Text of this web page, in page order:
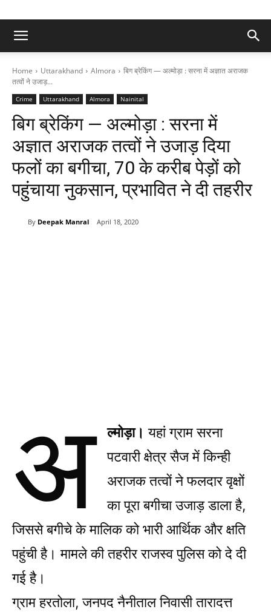
Home Uttarakhand Almora
बिग ब्रेकिंग — अल्मोड़ा : सरना में अज्ञात अराजक
तत्वों ने उजाड़...
Crime Uttarakhand Almora Nainital
बिग ब्रेकिंग — अल्मोड़ा : सरना में
अज्ञात अराजक तत्वों ने उजाड़ दिया
फलों का बगीचा, 70 के करीब पेड़ों को
पहुंचाया नुकसान, प्रभावित ने दी तहरीर
By Deepak Manral April 18, 2020
अ ल्मोड़ा। यहां ग्राम सरना
पटवारी क्षेत्र सैज में किन्ही
अराजक तत्वों ने फलदार वृक्षों
का पूरा बगीचा उजाड़ डाला है,
जिससे बगीचे के मालिक को भारी आर्थिक और क्षति
पहुंची है। मामले की तहरीर राजस्व पुलिस को दे दी
गई है।
ग्राम हरतोला, जनपद नैनीताल निवासी तारादत्त